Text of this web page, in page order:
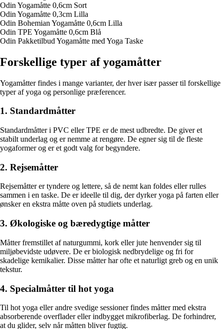
Odin Yogamåtte 0,6cm Sort
Odin Yogamåtte 0,3cm Lilla
Odin Bohemian Yogamåtte 0,6cm Lilla
Odin TPE Yogamåtte 0,6cm Blå
Odin Pakketilbud Yogamåtte med Yoga Taske
Forskellige typer af yogamåtter
Yogamåtter findes i mange varianter, der hver især passer til forskellige
typer af yoga og personlige præferencer.
1. Standardmåtter
Standardmåtter i PVC eller TPE er de mest udbredte. De giver et
stabilt underlag og er nemme at rengøre. De egner sig til de fleste
yogaformer og er et godt valg for begyndere.
2. Rejsemåtter
Rejsemåtter er tyndere og lettere, så de nemt kan foldes eller rulles
sammen i en taske. De er ideelle til dig, der dyrker yoga på farten eller
ønsker en ekstra måtte oven på studiets underlag.
3. Økologiske og bæredygtige måtter
Måtter fremstillet af naturgummi, kork eller jute henvender sig til
miljøbevidste udøvere. De er biologisk nedbrydelige og fri for
skadelige kemikalier. Disse måtter har ofte et naturligt greb og en unik
tekstur.
4. Specialmåtter til hot yoga
Til hot yoga eller andre svedige sessioner findes måtter med ekstra
absorberende overflader eller indbygget mikrofiberlag. De forhindrer,
at du glider, selv når måtten bliver fugtig.